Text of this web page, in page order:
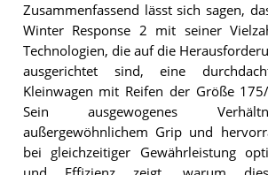
Zusammenfassend lässt sich sagen,
Winter Response 2 mit seiner
Technologien, die auf die
ausgerichtet sind, eine
Kleinwagen mit Reifen der Größe
Sein ausgewogenes
außergewöhnlichem Grip und
bei gleichzeitiger Gewährleistung